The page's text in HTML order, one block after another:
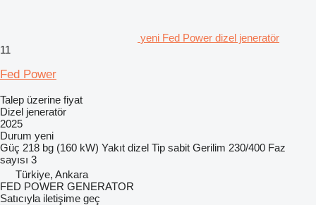
yeni Fed Power dizel jeneratör
11
Fed Power
Talep üzerine fiyat
Dizel jeneratör
2025
Durum yeni
Güç 218 bg (160 kW) Yakıt dizel Tip sabit Gerilim 230/400 Faz
sayısı 3
Türkiye, Ankara
FED POWER GENERATOR
Satıcıyla iletişime geç